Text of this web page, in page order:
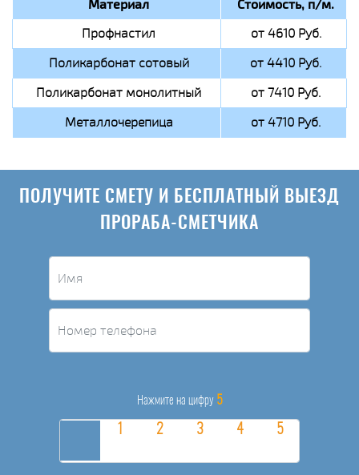
Материал Стоимость, п/м.
Профнастил
от 4610 Руб.
Поликарбонат сотовый
от 4410 Руб.
Поликарбонат монолитный
от 7410 Руб.
Металлочерепица
от 4710 Руб.
ПОЛУЧИТЕ СМЕТУ И БЕСПЛАТНЫЙ ВЫЕЗД
ПРОРАБА-СМЕТЧИКА
Нажмите на цифру 5